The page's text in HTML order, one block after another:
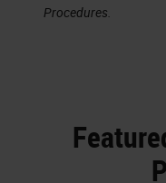
Procedures.